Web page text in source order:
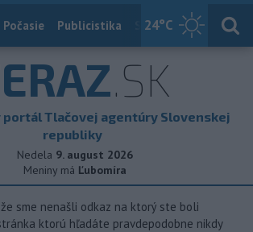
24°C
Počasie Publicistika Slovensko
.SK
portál Tlačovej agentúry Slovenskej
republiky
Nedela 9. august 2026
Meniny má Ľubomíra
sme nenašli odkaz na ktorý ste boli
ktorú hľadáte pravdepodobne nikdy